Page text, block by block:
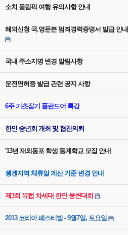
소치 올림픽 여행 유의사항 안내
해외신청 국.영문본 범죄경력증명서 발급 안내
국내 주소지명 변경 알림사항
운전면허증 발급 관련 공지 사항
6주 기초잡기 폴란드어 특강
한인 송년회 개최 및 협찬의뢰
'13년 재외동포 학생 동계학교 모집 안내
쉥겐지역 체류일 계산 기준 변경 안내
제3회 유럽 차세대 한인 웅변대회
2013 코리아 페스티발 - 9월7일, 토요일